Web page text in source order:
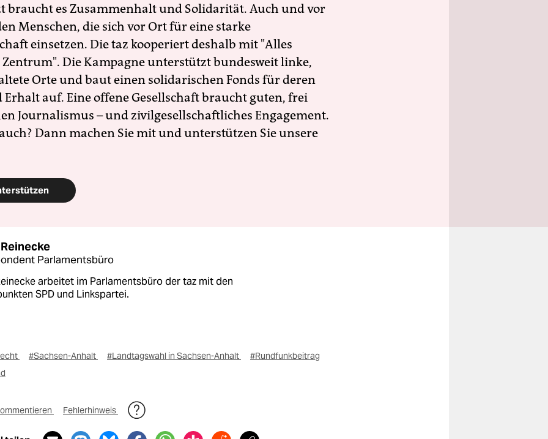
braucht es Zusammenhalt und Solidarität. Auch und vor
Menschen, die sich vor Ort für eine starke
einsetzen. Die taz kooperiert deshalb mit "Alles
Die Kampagne unterstützt bundesweit linke,
Orte und baut einen solidarischen Fonds für deren
Erhalt auf. Eine offene Gesellschaft braucht guten, frei
Journalismus – und zivilgesellschaftliches Engagement.
Dann machen Sie mit und unterstützen Sie unsere
Parlamentsbüro
arbeitet im Parlamentsbüro der taz mit den
SPD und Linkspartei.
#Sachsen-Anhalt #Landtagswahl in Sachsen-Anhalt
#Rundfunkbeitrag
Fehlerhinweis